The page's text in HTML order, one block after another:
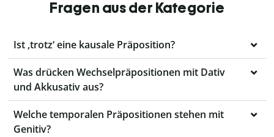
Fragen aus der Kategorie
Ist ‚trotz‘ eine kausale Präposition?
Was drücken Wechselpräpositionen mit Dativ
und Akkusativ aus?
Welche temporalen Präpositionen stehen mit
Genitiv?